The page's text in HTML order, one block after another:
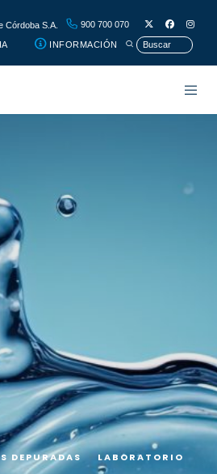
Córdoba S.A. 900 700 070
INFORMACIÓN
DEPURADAS
LABORATORIO